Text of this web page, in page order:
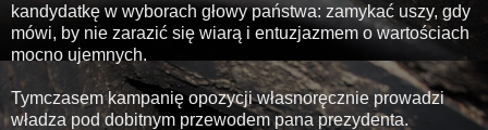
kandydatkę w wyborach głowy państwa: zamykać uszy, gdy
mówi, by nie zarazić się wiarą i entuzjazmem o wartościach
mocno ujemnych.
Tymczasem kampanię opozycji własnoręcznie prowadzi
władza pod dobitnym przewodem pana prezydenta.